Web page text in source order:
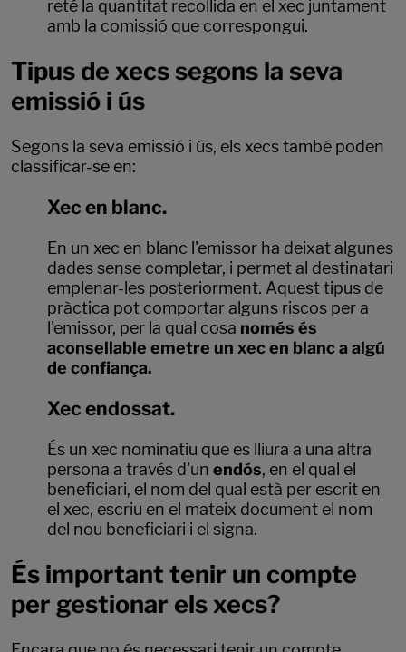
reté la quantitat recollida en el xec juntament
amb la comissió que correspongui.
Tipus de xecs segons la seva
emissió i ús
Segons la seva emissió i ús, els xecs també poden
classificar-se en:
Xec en blanc.
En un xec en blanc l'emissor ha deixat algunes
dades sense completar, i permet al destinatari
emplenar-les posteriorment. Aquest tipus de
pràctica pot comportar alguns riscos per a
l'emissor, per la qual cosa només és
aconsellable emetre un xec en blanc a algú
de confiança.
Xec endossat.
És un xec nominatiu que es lliura a una altra
persona a través d'un endós, en el qual el
beneficiari, el nom del qual està per escrit en
el xec, escriu en el mateix document el nom
del nou beneficiari i el signa.
És important tenir un compte
per gestionar els xecs?